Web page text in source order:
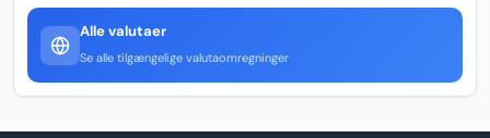
Alle valutaer
Se alle tilgængelige valutaomregninger